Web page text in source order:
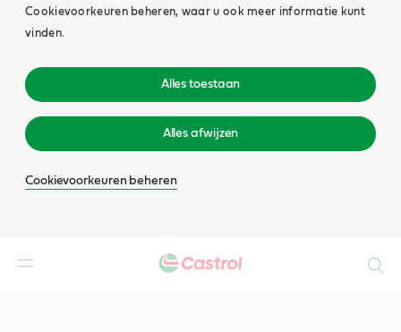
Cookievoorkeuren beheren, waar u ook meer informatie kunt
vinden.
Alles toestaan
Alles afwijzen
Cookievoorkeuren beheren